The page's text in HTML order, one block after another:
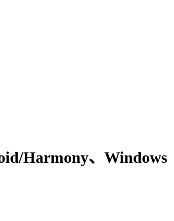
Harmony、Windows